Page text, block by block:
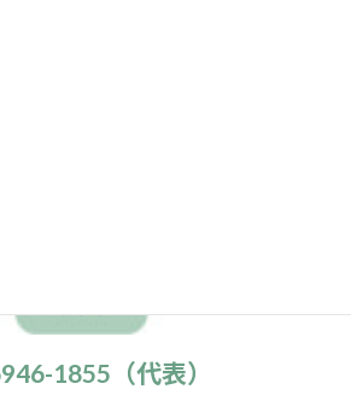
1855（代表）